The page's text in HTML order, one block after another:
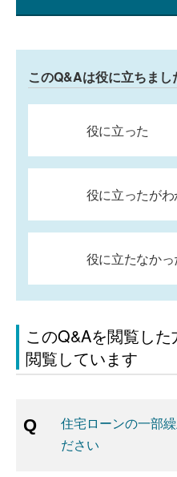
このQ&Aは役に立ちまし
役に立った
役に立ったが
役に立たなかっ
このQ&Aを閲覧し
閲覧しています
住宅ローンの一部
ださい